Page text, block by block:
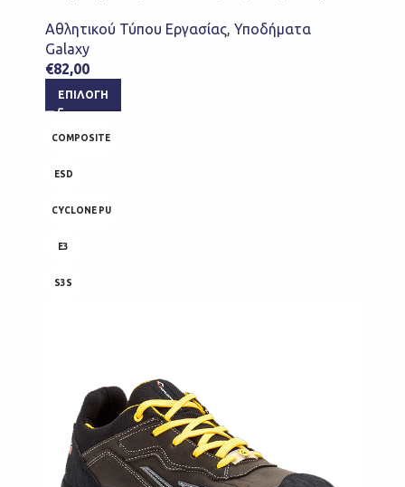
Αθλητικού Τύπου Εργασίας, Υποδήματα
Galaxy
€82,00
ΕΠΙΛΟΓΉ
COMPOSITE
ESD
CYCLONE PU
E3
S3S